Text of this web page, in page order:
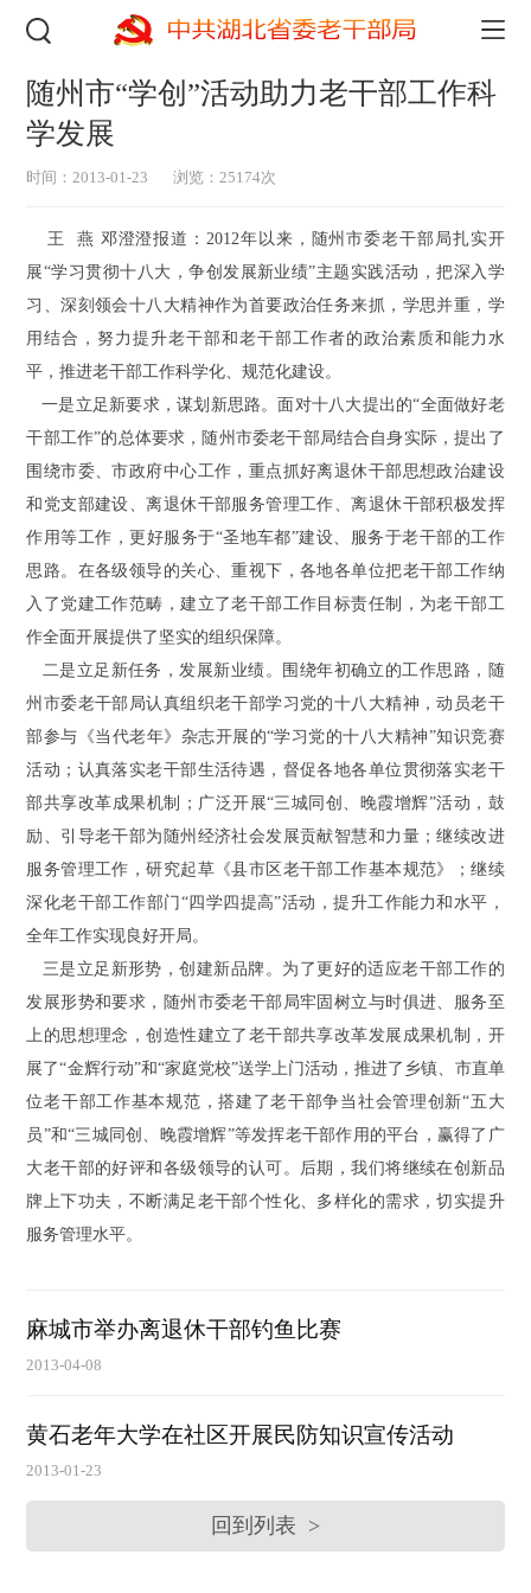
随州市“学创”活动助力老干部工作科
学发展
时间：2013-01-23 浏览：25174次
王 燕 邓澄澄报道：2012年以来，随州市委老干部局扎实开
展“学习贯彻十八大，争创发展新业绩”主题实践活动，把深入学
习、深刻领会十八大精神作为首要政治任务来抓，学思并重，学
用结合，努力提升老干部和老干部工作者的政治素质和能力水
平，推进老干部工作科学化、规范化建设。
一是立足新要求，谋划新思路。面对十八大提出的“全面做好老
干部工作”的总体要求，随州市委老干部局结合自身实际，提出了
围绕市委、市政府中心工作，重点抓好离退休干部思想政治建设
和党支部建设、离退休干部服务管理工作、离退休干部积极发挥
作用等工作，更好服务于“圣地车都”建设、服务于老干部的工作
思路。在各级领导的关心、重视下，各地各单位把老干部工作纳
入了党建工作范畴，建立了老干部工作目标责任制，为老干部工
作全面开展提供了坚实的组织保障。
二是立足新任务，发展新业绩。围绕年初确立的工作思路，随
州市委老干部局认真组织老干部学习党的十八大精神，动员老干
部参与《当代老年》杂志开展的“学习党的十八大精神”知识竞赛
活动；认真落实老干部生活待遇，督促各地各单位贯彻落实老干
部共享改革成果机制；广泛开展“三城同创、晚霞增辉”活动，鼓
励、引导老干部为随州经济社会发展贡献智慧和力量；继续改进
服务管理工作，研究起草《县市区老干部工作基本规范》；继续
深化老干部工作部门“四学四提高”活动，提升工作能力和水平，
全年工作实现良好开局。
三是立足新形势，创建新品牌。为了更好的适应老干部工作的
发展形势和要求，随州市委老干部局牢固树立与时俱进、服务至
上的思想理念，创造性建立了老干部共享改革发展成果机制，开
展了“金辉行动”和“家庭党校”送学上门活动，推进了乡镇、市直单
位老干部工作基本规范，搭建了老干部争当社会管理创新“五大
员”和“三城同创、晚霞增辉”等发挥老干部作用的平台，赢得了广
大老干部的好评和各级领导的认可。后期，我们将继续在创新品
牌上下功夫，不断满足老干部个性化、多样化的需求，切实提升
服务管理水平。
麻城市举办离退休干部钓鱼比赛
2013-04-08
黄石老年大学在社区开展民防知识宣传活动
2013-01-23
回到列表 >